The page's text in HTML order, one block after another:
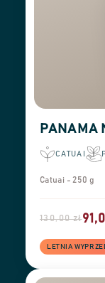
PANAMA
CATUAI
Catuai - 250 g
130,00 zł
LETNIA